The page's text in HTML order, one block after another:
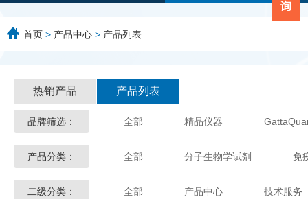
首页 > 产品中心 > 产品列表
热销产品 产品列表
品牌筛选： 全部 精品仪器
Glycon Biochem Sterlitech
Echelon Biosciences Verichem
产品分类： 全部 分子生物学试剂 免
化学及生物化学试剂 材料学试剂
二级分类： 全部 产品中心 技术服务